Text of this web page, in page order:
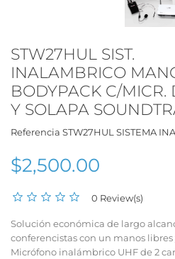
STW27HUL SIST.
INALAMBRICO
BODYPACK C/MICR.
Y SOLAPA
Referencia STW27HUL SISTEMA
$2,500.00
0 Review(s)
Solución económica de largo
conferencistas con un manos
Micrófono inalámbrico UHF de 2